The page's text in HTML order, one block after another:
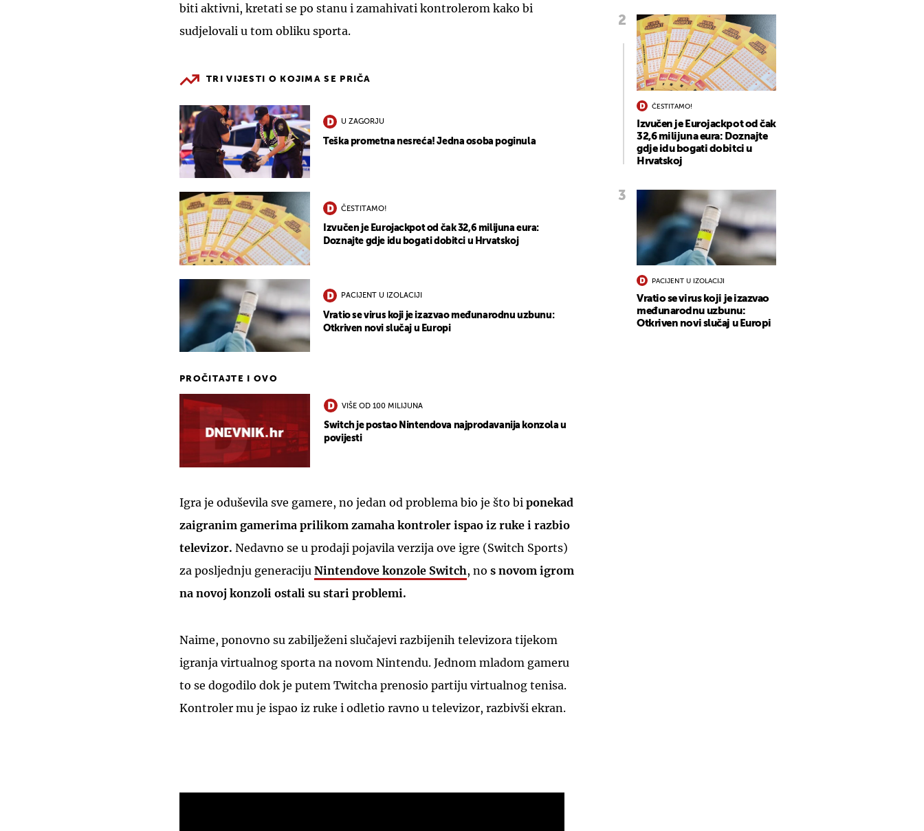
biti aktivni, kretati se po stanu i zamahivati kontrolerom kako bi
sudjelovali u tom obliku sporta.
TRI VIJESTI O KOJIMA SE PRIČA
U ZAGORJU
Teška prometna nesreća! Jedna osoba poginula
ČESTITAMO!
Izvučen je Eurojackpot od čak 32,6 milijuna eura:
Doznajte gdje idu bogati dobitci u Hrvatskoj
PACIJENT U IZOLACIJI
Vratio se virus koji je izazvao međunarodnu uzbunu:
Otkriven novi slučaj u Europi
PROČITAJTE I OVO
VIŠE OD 100 MILIJUNA
Switch je postao Nintendova najprodavanija konzola u
povijesti
Igra je oduševila sve gamere, no jedan od problema bio je što bi ponekad
zaigranim gamerima prilikom zamaha kontroler ispao iz ruke i razbio
televizor. Nedavno se u prodaji pojavila verzija ove igre (Switch Sports)
za posljednju generaciju Nintendove konzole Switch, no s novom igrom
na novoj konzoli ostali su stari problemi.
Naime, ponovno su zabilježeni slučajevi razbijenih televizora tijekom
igranja virtualnog sporta na novom Nintendu. Jednom mladom gameru
to se dogodilo dok je putem Twitcha prenosio partiju virtualnog tenisa.
Kontroler mu je ispao iz ruke i odletio ravno u televizor, razbivši ekran.
ČESTITAMO!
Izvučen je Eurojackpot od čak
32,6 milijuna eura: Doznajte
gdje idu bogati dobitci u
Hrvatskoj
PACIJENT U IZOLACIJI
Vratio se virus koji je izazvao
međunarodnu uzbunu:
Otkriven novi slučaj u Europi
UKLJUČITE NOTIFIKACIJE